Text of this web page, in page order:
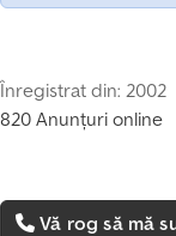
Înregistrat din: 2002
820 Anunțuri online
Vă rog să mă